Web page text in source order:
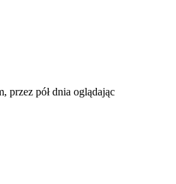
przez pół dnia oglądając